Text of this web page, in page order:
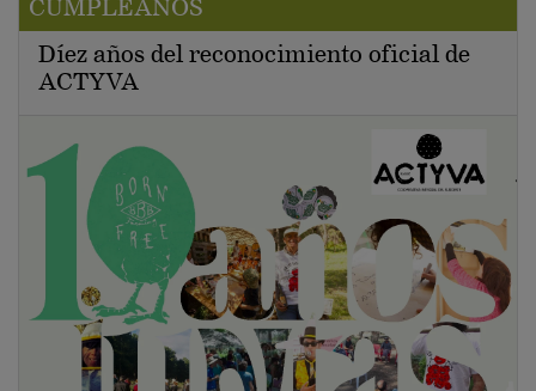
CUMPLEAÑOS
Díez años del reconocimiento oficial de
ACTYVA